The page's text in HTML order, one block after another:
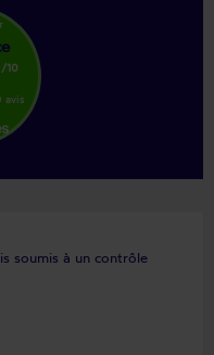
/10
avis
soumis à un contrôle